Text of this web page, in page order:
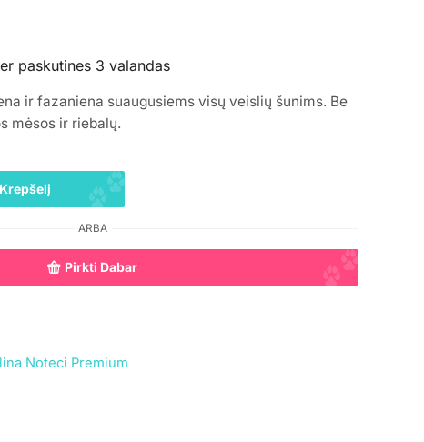
paskutines 3 valandas
ir fazaniena suaugusiems visų veislių šunims. Be
mėsos ir riebalų.
ARBA
Pirkti Dabar
Noteci Premium